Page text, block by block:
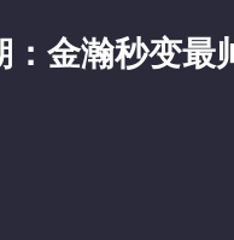
金瀚秒变最